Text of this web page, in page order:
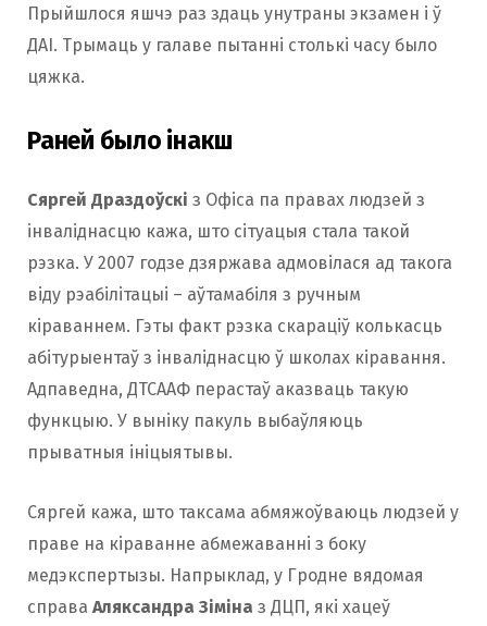
Прыйшлося яшчэ раз здаць унутраны экзамен і ў
ДАІ. Трымаць у галаве пытанні столькі часу было
цяжка.
Раней было інакш
Сяргей Драздоўскі з Офіса па правах людзей з
інваліднасцю кажа, што сітуацыя стала такой
рэзка. У 2007 годзе дзяржава адмовілася ад такога
віду рэабілітацыі – аўтамабіля з ручным
кіраваннем. Гэты факт рэзка скараціў колькасць
абітурыентаў з інваліднасцю ў школах кіравання.
Адпаведна, ДТСААФ перастаў аказваць такую ​​
функцыю. У выніку пакуль выбаўляюць
прыватныя ініцыятывы.
Сяргей кажа, што таксама абмяжоўваюць людзей у
праве на кіраванне абмежаванні з боку
медэкспертызы. Напрыклад, у Гродне вядомая
справа Аляксандра Зіміна з ДЦП, які хацеў